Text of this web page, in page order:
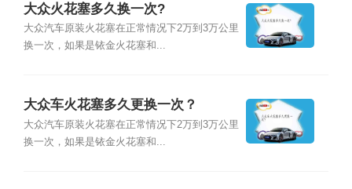
大众火花塞多久换一次?
大众汽车原装火花塞在正常情况下2万到3万公里
换一次，如果是铱金火花塞和...
大众车火花塞多久更换一次？
大众汽车原装火花塞在正常情况下2万到3万公里
换一次，如果是铱金火花塞和...